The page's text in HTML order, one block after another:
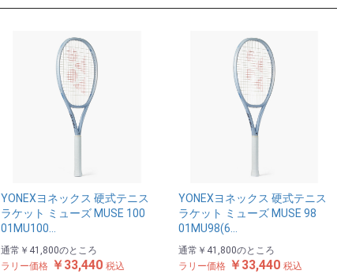
YONEXヨネックス 硬式テニス
ラケット ミューズ MUSE 100
01MU100…
通常 ￥41,800のところ
ラリー価格 ￥33,440税込
YONEXヨネックス 硬式テニス
ラケット ミューズ MUSE 98
01MU98(6…
通常 ￥41,800のところ
ラリー価格￥33,440 税込